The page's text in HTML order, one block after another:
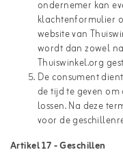
ondernemer kan
klachtenformulier
website van
wordt dan zowel
Thuiswinkel.org
De consument
de tijd te geven
lossen. Na deze
voor de
Artikel 17 - Geschillen